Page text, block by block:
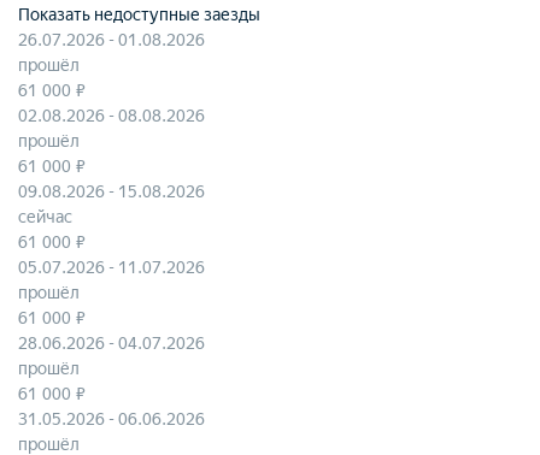
Показать недоступные заезды
26.07.2026 - 01.08.2026
прошёл
61 000 ₽
02.08.2026 - 08.08.2026
прошёл
61 000 ₽
09.08.2026 - 15.08.2026
сейчас
61 000 ₽
05.07.2026 - 11.07.2026
прошёл
61 000 ₽
28.06.2026 - 04.07.2026
прошёл
61 000 ₽
31.05.2026 - 06.06.2026
прошёл